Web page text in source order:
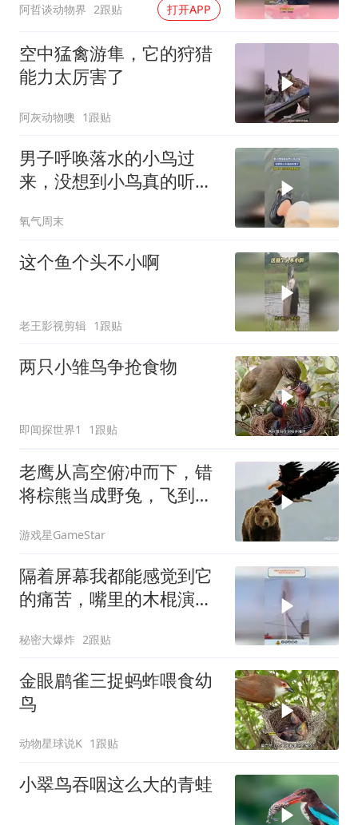
阿哲谈动物界 2跟贴 打开APP
空中猛禽游隼，它的狩猎
能力太厉害了
阿灰动物噢 1跟贴
男子呼唤落水的小鸟过
来，没想到小鸟真的听懂
灵性了
氧气周末
这个鱼个头不小啊
老王影视剪辑 1跟贴
两只小雏鸟争抢食物
即闻探世界1 1跟贴
老鹰从高空俯冲而下，错
将棕熊当成野兔，飞到跟
游戏星GameStar
隔着屏幕我都能感觉到它
的痛苦，嘴里的木棍演的
秘密大爆炸 2跟贴
金眼鹛雀三捉蚂蚱喂食幼
鸟
动物星球说K 1跟贴
小翠鸟吞咽这么大的青蛙